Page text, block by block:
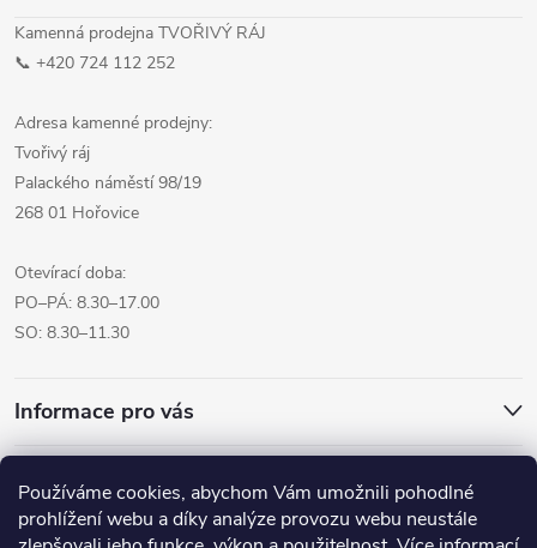
Používáme cookies, abychom Vám umožnili pohodlné
prohlížení webu a díky analýze provozu webu neustále
Kamenná prodejna TVOŘIVÝ RÁJ
📞 +420 724 112 252
Adresa kamenné prodejny:
Tvořivý ráj
Palackého náměstí 98/19
268 01 Hořovice
Otevírací doba:
PO–PÁ: 8.30–17.00
SO: 8.30–11.30
Informace pro vás
Přijímáme online platby